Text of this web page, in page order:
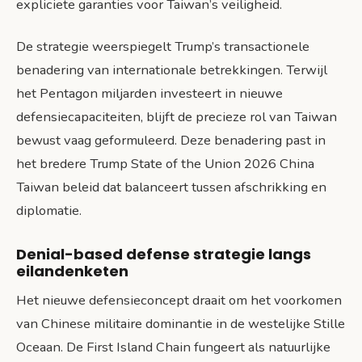
expliciete garanties voor Taiwan’s veiligheid.
De strategie weerspiegelt Trump’s transactionele
benadering van internationale betrekkingen. Terwijl
het Pentagon miljarden investeert in nieuwe
defensiecapaciteiten, blijft de precieze rol van Taiwan
bewust vaag geformuleerd. Deze benadering past in
het bredere Trump State of the Union 2026 China
Taiwan beleid dat balanceert tussen afschrikking en
diplomatie.
Denial-based defense strategie langs
eilandenketen
Het nieuwe defensieconcept draait om het voorkomen
van Chinese militaire dominantie in de westelijke Stille
Oceaan. De First Island Chain fungeert als natuurlijke